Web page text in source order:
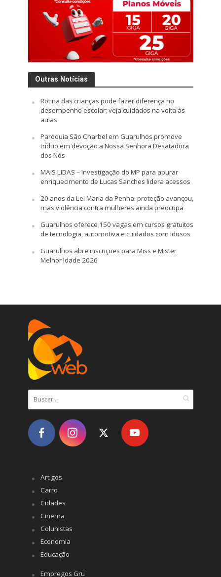
Outras Notícias
Rotina das crianças pode fazer diferença no
desempenho escolar; veja cuidados na volta às
aulas
Paróquia São Charbel em Guarulhos promove
tríduo em devoção a Nossa Senhora Desatadora
dos Nós
MAIS LIDAS – Investigação do MP para apurar
enriquecimento de Lucas Sanches lidera acessos
20 anos da Lei Maria da Penha: proteção avançou,
mas violência contra mulheres ainda preocupa
Guarulhos oferece 150 vagas em cursos gratuitos
de tecnologia, automotiva e cuidados com idosos
Guarulhos abre inscrições para Miss e Mister
Melhor Idade 2026
Artigos
Carro
Cidades
Cinema
Colunistas
Economia
Educação
Empregos Gru